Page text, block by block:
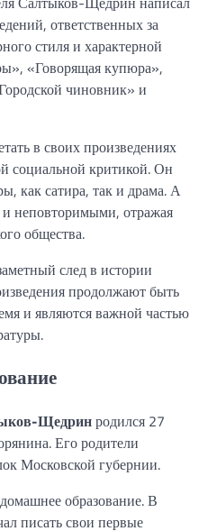
ответственных за
стиля и характерной
«Говорящая купюра»,
чиновник» и
в своих произведениях
социальной критикой. Он
как сатира, так и драма. А
неповторимыми, отражая
общества.
след в истории
продолжают быть
и являются важной частью
Щедринродился 27
Его родители
Московской губернии.
образование. В
писать свои первые